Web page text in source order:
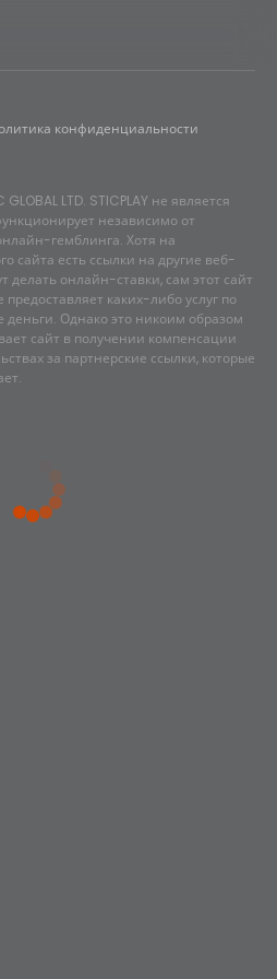
конфиденциальности
LTD. STICPLAY не является
независимо от
гемблинга. Хотя на
сайта есть ссылки на другие веб-
делать онлайн-ставки, сам этот сайт
каких-либо услуг по
Однако это никоим образом
сайт в получении компенсации
за партнерские ссылки, которые